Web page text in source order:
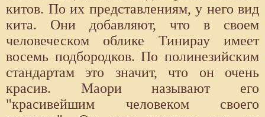
китов. По их представлениям, у него вид
кита. Они добавляют, что в своем
человеческом облике Тинирау имеет
восемь подбородков. По полинезийским
стандартам это значит, что он очень
красив. Маори называют его
"красивейшим человеком своего